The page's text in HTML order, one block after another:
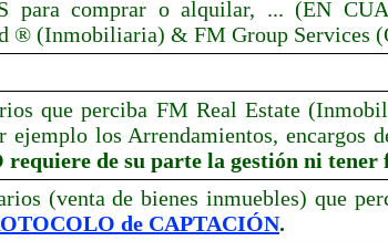
para comprar o alquilar, ... (EN
® (Inmobiliaria) & FM Group Services
que perciba FM Real Estate
ejemplo los Arrendamientos, encargos
requiere de su parte la gestión ni tener
(venta de bienes inmuebles) que
de CAPTACIÓN.